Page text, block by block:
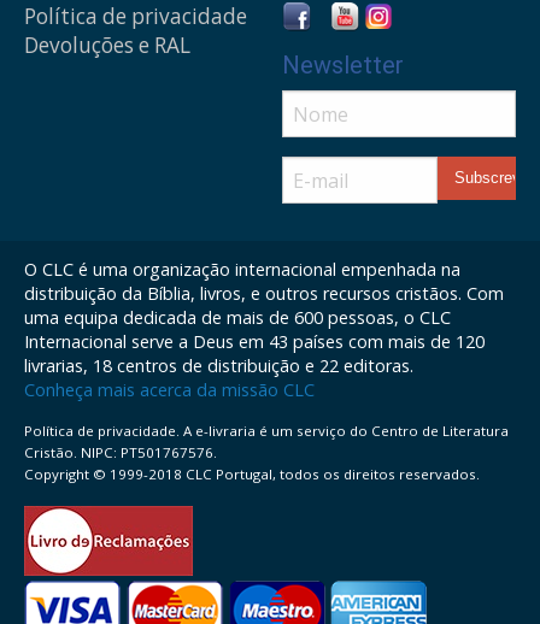
Política de privacidade
Devoluções e RAL
Newsletter
O CLC é uma organização internacional empenhada na
distribuição da Bíblia, livros, e outros recursos cristãos. Com
uma equipa dedicada de mais de 600 pessoas, o CLC
Internacional serve a Deus em 43 países com mais de 120
livrarias, 18 centros de distribuição e 22 editoras.
Conheça mais acerca da missão CLC
Política de privacidade. A e-livraria é um serviço do Centro de Literatura
Cristão. NIPC: PT501767576.
Copyright © 1999-2018 CLC Portugal, todos os direitos reservados.